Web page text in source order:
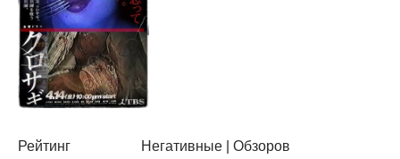
Рейтинг
Негативные | Обзоров